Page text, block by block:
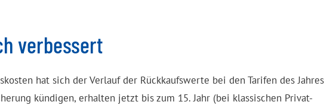
verbessert
hat sich der Verlauf der Rückkaufswerte bei den Tarifen des Jahres
kündigen, erhalten jetzt bis zum 15. Jahr (bei klassischen Privat-